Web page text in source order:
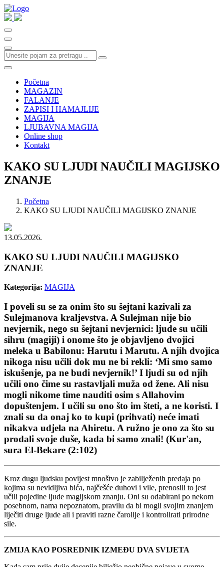
Početna
MAGAZIN
FALANJE
ZAPISI I HAMAJLIJE
MAGIJA
LJUBAVNA MAGIJA
Online shop
Kontakt
KAKO SU LJUDI NAUČILI MAGIJSKO
ZNANJE
Početna
KAKO SU LJUDI NAUČILI MAGIJSKO ZNANJE
13.05.2026.
KAKO SU LJUDI NAUČILI MAGIJSKO
ZNANJE
Kategorija: MAGIJA
I poveli su se za onim što su šejtani kazivali za
Sulejmanova kraljevstva. A Sulejman nije bio
nevjernik, nego su šejtani nevjernici: ljude su učili
sihru (magiji) i onome što je objavljeno dvojici
meleka u Babilonu: Harutu i Marutu. A njih dvojica
nikoga nisu učili dok mu ne bi rekli: ‘Mi smo samo
iskušenje, pa ne budi nevjernik!’ I ljudi su od njih
učili ono čime su rastavljali muža od žene. Ali nisu
mogli nikome time nauditi osim s Allahovim
dopuštenjem. I učili su ono što im šteti, a ne koristi. I
znali su da onaj ko to kupi (prihvati) neće imati
nikakva udjela na Ahiretu. A ružno je ono za što su
prodali svoje duše, kada bi samo znali! (Kur'an,
sura El-Bekare (2:102)
Kroz dugu ljudsku povijest mnoštvo je zabilježenih predaja po
kojima su nevidljiva bića, najčešće duhovi i vile, prenosili to jest
učili pojedine ljude magijskom znanju. Oni su odabirani po nekom
posebnom, nama nepoznatom, pravilu da bi mogli svojim znanjem
liječiti druge ljude ali i praviti razne čarolije i kontrolirati prirodne
sile.
ZMIJA KAO POSREDNIK IZMEĐU DVA SVIJETA